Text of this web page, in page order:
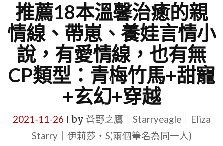
推薦18本溫馨治癒的親
情線、帶崽、養娃言情小
說，有愛情線，也有無
CP類型：青梅竹馬+甜寵
+玄幻+穿越
2021-11-26 by 蒼野之鷹｜Starryeagle｜Eliza
Starry｜伊莉莎・S(兩個筆名為同一人)